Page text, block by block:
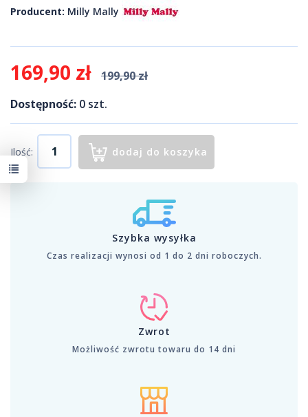
Producent: Milly Mally
169,90 zł
199,90 zł
Dostępność: 0 szt.
Ilość: dodaj do koszyka
Szybka wysyłka
Czas realizacji wynosi od 1 do 2 dni roboczych.
Zwrot
Możliwość zwrotu towaru do 14 dni